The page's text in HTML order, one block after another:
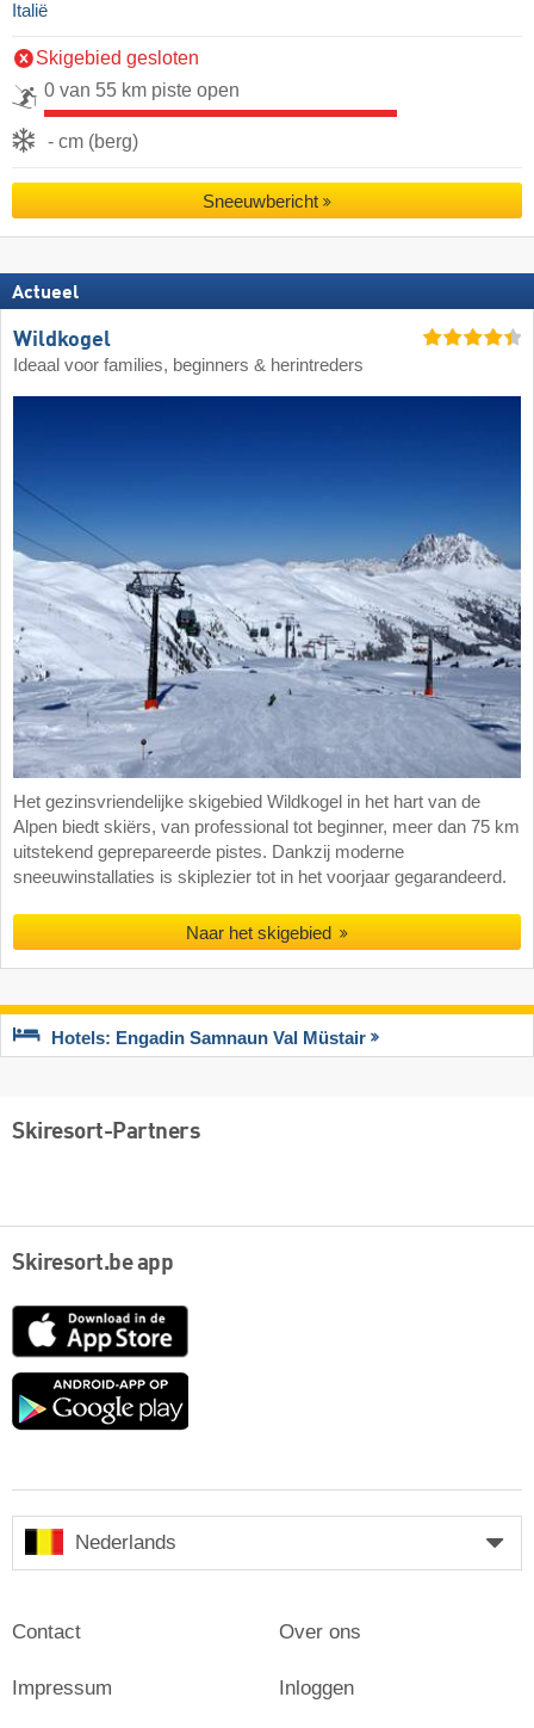
Italië
Skigebied gesloten
0 van 55 km piste open
- cm (berg)
Sneeuwbericht
Actueel
Wildkogel
Ideaal voor families, beginners & herintreders
Het gezinsvriendelijke skigebied Wildkogel in het hart van de
Alpen biedt skiërs, van professional tot beginner, meer dan 75 km
uitstekend geprepareerde pistes. Dankzij moderne
sneeuwinstallaties is skiplezier tot in het voorjaar gegarandeerd.
Naar het skigebied
Hotels: Engadin Samnaun Val Müstair
Skiresort-Partners
Skiresort.be app
App
Google
Nederlands
Contact
Impressum
Over ons
Inloggen